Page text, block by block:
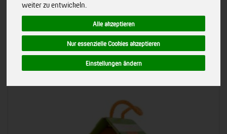
weiter zu entwickeln.
Alle akzeptieren
Nur essenzielle Cookies akzeptieren
Einstellungen ändern